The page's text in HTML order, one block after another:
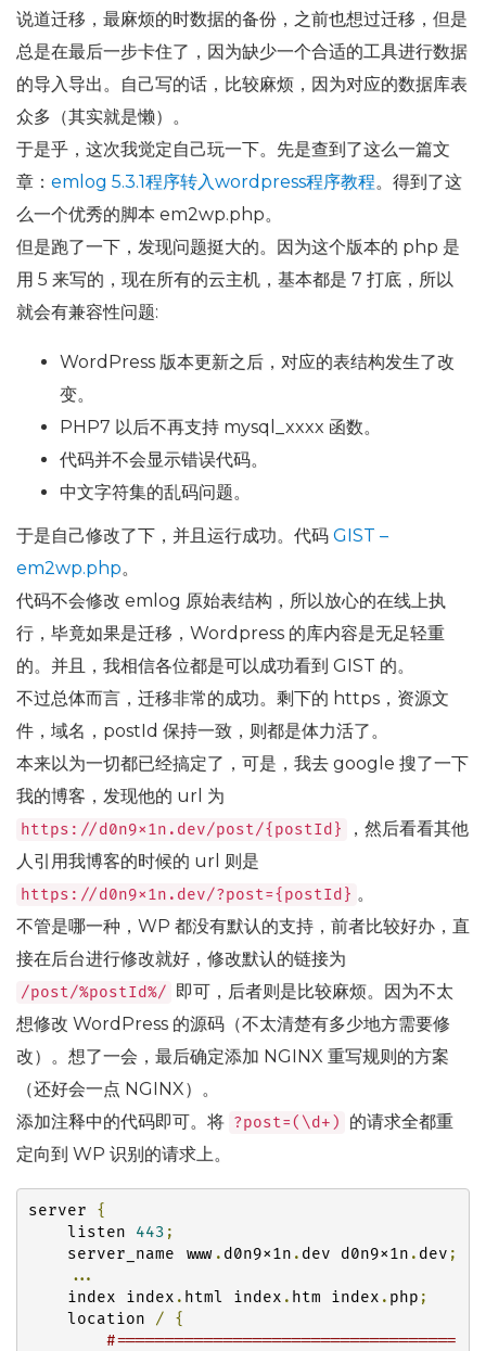
说道迁移，最麻烦的时数据的备份，之前也想过迁移，但是
总是在最后一步卡住了，因为缺少一个合适的工具进行数据
的导入导出。自己写的话，比较麻烦，因为对应的数据库表
众多（其实就是懒）。
于是乎，这次我觉定自己玩一下。先是查到了这么一篇文
章： emlog 5.3.1程序转入wordpress程序教程。得到了这
么一个优秀的脚本 em2wp.php。
但是跑了一下，发现问题挺大的。因为这个版本的 php 是
用 5 来写的，现在所有的云主机，基本都是 7 打底，所以
就会有兼容性问题:
WordPress 版本更新之后，对应的表结构发生了改
变。
PHP7 以后不再支持 mysql_xxxx 函数。
代码并不会显示错误代码。
中文字符集的乱码问题。
于是自己修改了下，并且运行成功。代码 GIST –
em2wp.php。
代码不会修改 emlog 原始表结构，所以放心的在线上执
行，毕竟如果是迁移，Wordpress 的库内容是无足轻重
的。并且，我相信各位都是可以成功看到 GIST 的。
不过总体而言，迁移非常的成功。剩下的 https，资源文
件，域名，postId 保持一致，则都是体力活了。
本来以为一切都已经搞定了，可是，我去 google 搜了一下
我的博客，发现他的 url 为
https : //d0n9x1n.dev/post/{postId}
，然后看看其他
人引用我博客的时候的 url 则是
https : //d0n9x1n.dev/?post={postId} 。
不管是哪一种，WP 都没有默认的支持，前者比较好办，直
接在后台进行修改就好，修改默认的链接为
/post/%postId%/ 即可，后者则是比较麻烦。因为不太
想修改 WordPress 的源码（不太清楚有多少地方需要修
改）。想了一会，最后确定添加 NGINX 重写规则的方案
（还好会一点 NGINX）。
添加注释中的代码即可。将 ?post=( \d +)
的请求全都重
定向到 WP 识别的请求上。
server {
    listen
443 ;
    server_name www
. d0n9x1n . dev d0n9x1n . dev ;
...
    index index
. html index . htm index . php ;
    location
/
{
#===================================